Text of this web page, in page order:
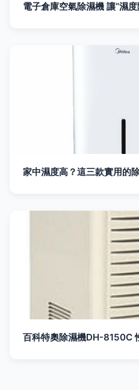
電子倉庫空氣除濕機 讓“濕
家中濕度高？這三款實用的
百科特奧除濕機DH-8150C